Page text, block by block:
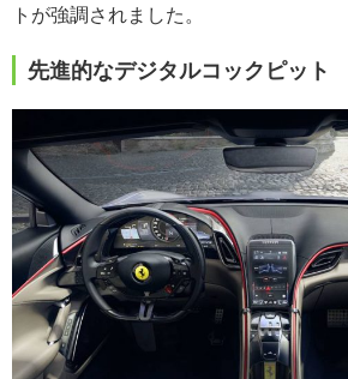
トが強調されました。
先進的なデジタルコックピット